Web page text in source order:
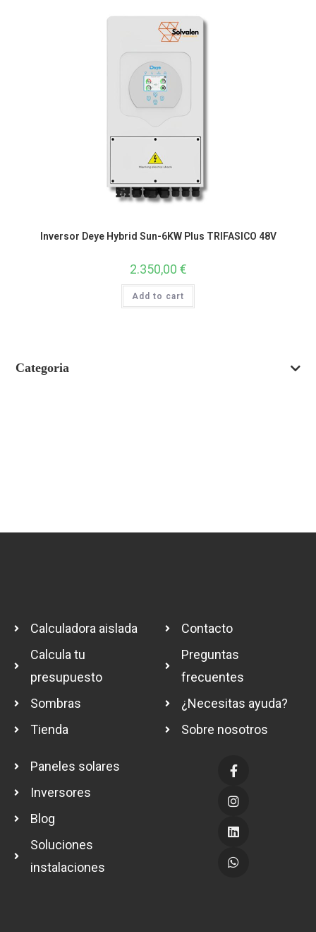
Inversor Deye Hybrid Sun-6KW Plus TRIFASICO 48V
2.350,00 €
Add to cart
Categoria
Calculadora aislada
Calcula tu
presupuesto
Sombras
Tienda
Paneles solares
Inversores
Blog
Soluciones
instalaciones
Contacto
Preguntas
frecuentes
¿Necesitas ayuda?
Sobre nosotros